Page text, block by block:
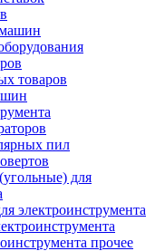
товаров
пил
для
электроинструмента
прочее